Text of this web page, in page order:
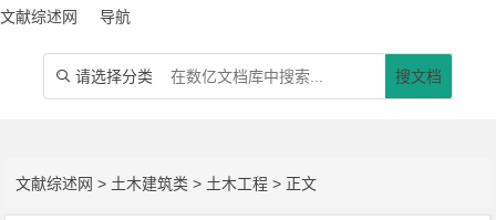
文献综述网 导航
 请选择分类 搜文档
文献综述网 > 土木建筑类 > 土木工程 > 正文